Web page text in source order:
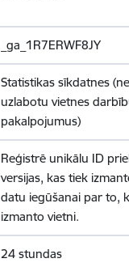
_ga_1R7ERWF8JY
Statistikas sīkdatnes
uzlabotu vietnes
pakalpojumus)
Reģistrē unikālu ID
versijas, kas tiek
datu iegūšanai par to,
izmanto vietni.
24 stundas